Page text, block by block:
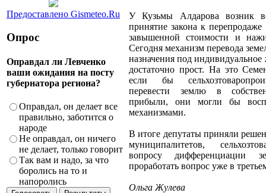
Предоставлено Gismeteo.Ru
Опрос
Оправдал ли Левченко
ваши ожидания на посту
губернатора региона?
Оправдал, он делает все
правильно, заботится о
народе
Не оправдал, он ничего
не делает, только говорит
Так вам и надо, за что
боролись на то и
напоролись
У Кузьмы Алдарова возник
принятие закона к
завышенной стоимости и
Сегодня механизм перевода
назначения под
достаточно прост. На это
если бы
перевести землю в
прибыли, они могли бы
механизмами.
В итоге депутаты приняли
муниципалитетов,
вопросу дифференциации
проработать вопрос уже в
Ольга Жулева